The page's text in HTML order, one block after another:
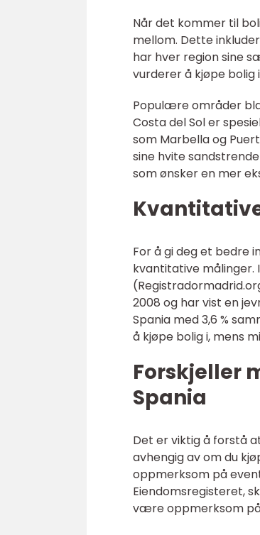
Når det kommer til
mellom. Dette
har hver region sine
vurderer å kjøpe bolig
Populære områder
Costa del Sol er
som Marbella og
sine hvite
som ønsker en mer
For å gi deg et bedre
kvantitative målinger.
2008 og har vist en
Spania med 3,6 %
å kjøpe bolig i, mens
Forskjeller
Spania
Det er viktig å forstå
avhengig av om du
oppmerksom på
Eiendomsregisteret,
være oppmerksom